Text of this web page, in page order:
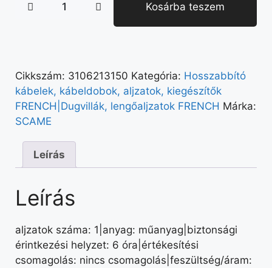
Kosárba teszem
Cikkszám: 3106213150 Kategória: Hosszabbító
kábelek, kábeldobok, aljzatok, kiegészítők
FRENCH|Dugvillák, lengőaljzatok FRENCH Márka:
SCAME
Leírás
Leírás
aljzatok száma: 1|anyag: műanyag|biztonsági
érintkezési helyzet: 6 óra|értékesítési
csomagolás: nincs csomagolás|feszültség/áram: